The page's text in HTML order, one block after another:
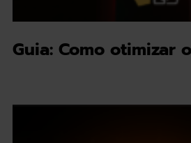
Guia: Como otimizar